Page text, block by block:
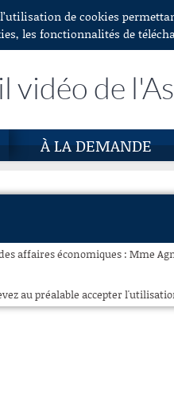
de cookies
les fonctionnalités de
vidéo de
À LA DEMANDE
affaires économiques : Mme
au préalable accepter